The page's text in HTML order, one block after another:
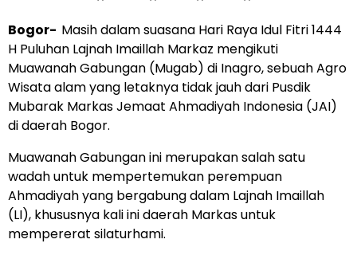
Bogor- Masih dalam suasana Hari Raya Idul Fitri 1444
H Puluhan Lajnah Imaillah Markaz mengikuti
Muawanah Gabungan (Mugab) di Inagro, sebuah Agro
Wisata alam yang letaknya tidak jauh dari Pusdik
Mubarak Markas Jemaat Ahmadiyah Indonesia (JAI)
di daerah Bogor.
Muawanah Gabungan ini merupakan salah satu
wadah untuk mempertemukan perempuan
Ahmadiyah yang bergabung dalam Lajnah Imaillah
(LI), khususnya kali ini daerah Markas untuk
mempererat silaturhami.